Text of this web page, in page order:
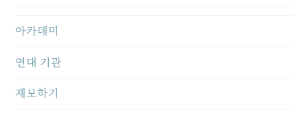
아카데미
연대 기관
제보하기